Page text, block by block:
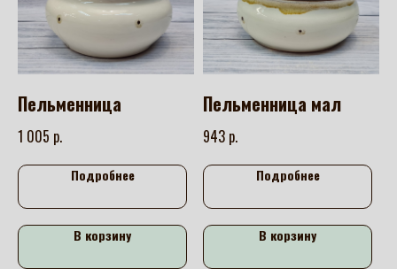
Пельменница
1 005 р.
Подробнее
В корзину
Пельменница мал
943 р.
Подробнее
В корзину